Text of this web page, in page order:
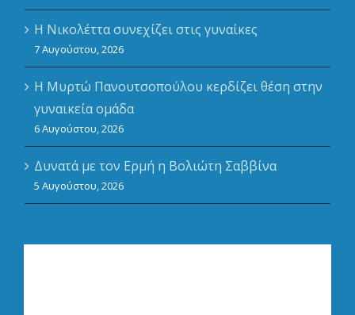
Η Νικολέττα συνεχίζει στις γυναίκες
7 Αυγούστου, 2026
Η Μυρτώ Πανουτσοπούλου κερδίζει θέση στην
γυναικεία ομάδα
6 Αυγούστου, 2026
Δυνατά με τον Ερμή η Βολιώτη Σαββίνα
5 Αυγούστου, 2026